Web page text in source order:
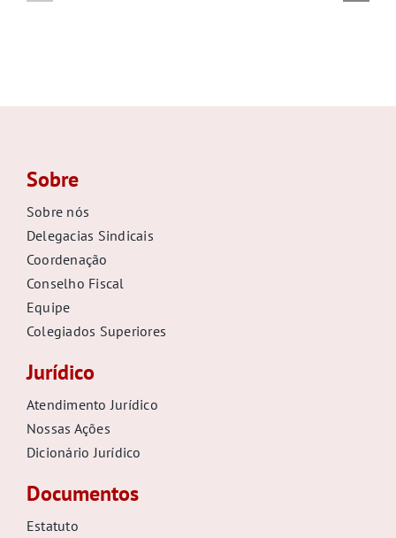
Sobre
Sobre nós
Delegacias Sindicais
Coordenação
Conselho Fiscal
Equipe
Colegiados Superiores
Jurídico
Atendimento Jurídico
Nossas Ações
Dicionário Jurídico
Documentos
Estatuto